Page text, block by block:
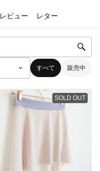
レビュー レター
すべて 販売中
SOLD OUT